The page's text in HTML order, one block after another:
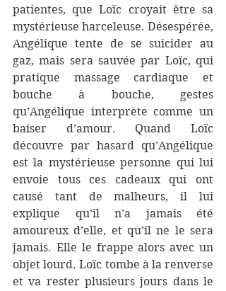
patientes, que Loïc croyait être sa
mystérieuse harceleuse. Désespérée,
Angélique tente de se suicider au
gaz, mais sera sauvée par Loïc, qui
pratique massage cardiaque et
bouche à bouche, gestes
qu’Angélique interprète comme un
baiser d’amour. Quand Loïc
découvre par hasard qu’Angélique
est la mystérieuse personne qui lui
envoie tous ces cadeaux qui ont
causé tant de malheurs, il lui
explique qu’il n’a jamais été
amoureux d’elle, et qu’il ne le sera
jamais. Elle le frappe alors avec un
objet lourd. Loïc tombe à la renverse
et va rester plusieurs jours dans le